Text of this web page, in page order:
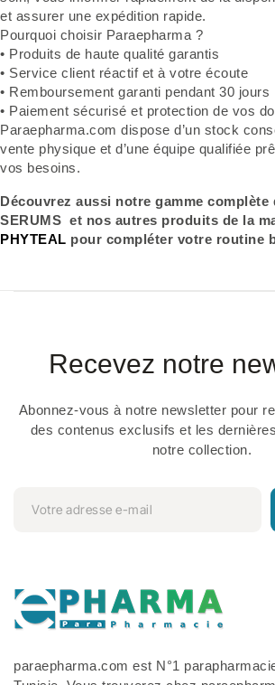
et assurer une expédition rapide.
Pourquoi choisir Paraepharma ?
• Produits de haute qualité garantis
• Service client réactif et à votre écoute
• Remboursement garanti pendant 30 jours
• Paiement sécurisé et protection de vos
Paraepharma.com dispose d’un stock
vente physique et d’une équipe qualifiée
vos besoins.
Découvrez aussi notre gamme complète
SERUMS et nos autres produits de la
PHYTEAL pour compléter votre routine
Recevez notre
Abonnez-vous à notre newsletter pour
des contenus exclusifs et les
notre collection.
paraepharma.com est N°1